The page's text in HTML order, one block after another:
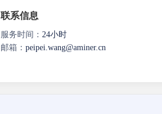
联系信息
服务时间： 24小时
邮箱： peipei.wang@aminer.cn